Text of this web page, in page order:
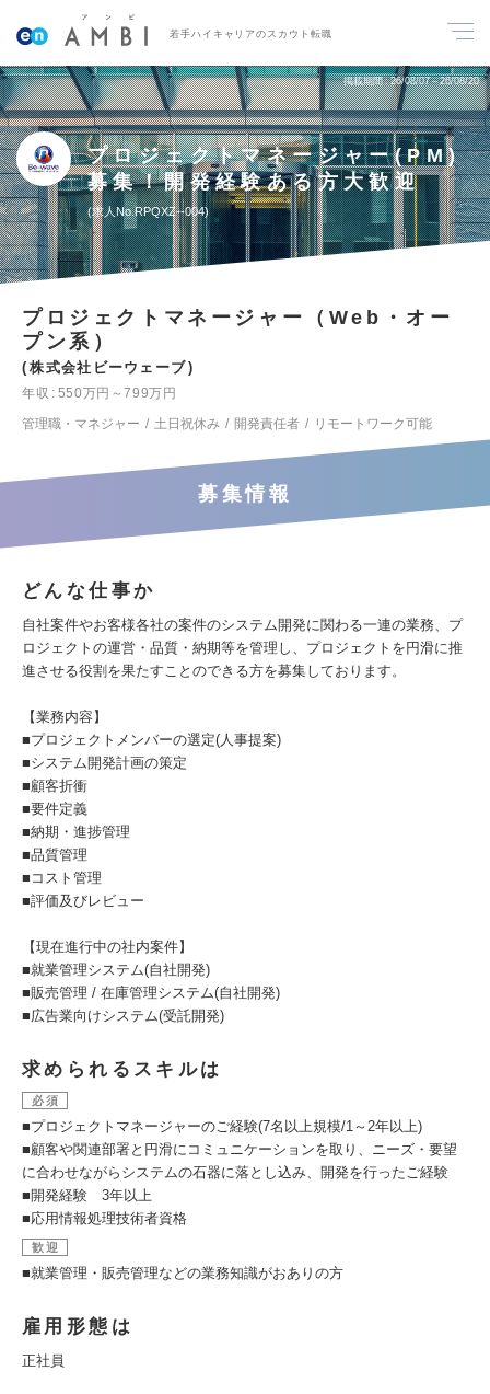
若手ハイキャリアのスカウト転職
掲載期間 26/08/07～26/08/20
プロジェクトマネージャー(PM)
募集！開発経験ある方大歓迎
求人No.RPQXZ--004
プロジェクトマネージャー（Web・オー
プン系）
株式会社ビーウェーブ
年収
550万円～799万円
管理職・マネジャー
土日祝休み 開発責任者 リモートワーク可能
募集情報
どんな仕事か
自社案件やお客様各社の案件のシステム開発に関わる一連の業務、プ
ロジェクトの運営・品質・納期等を管理し、プロジェクトを円滑に推
進させる役割を果たすことのできる方を募集しております。
【業務内容】
■プロジェクトメンバーの選定(人事提案)
■システム開発計画の策定
■顧客折衝
■要件定義
■納期・進捗管理
■品質管理
■コスト管理
■評価及びレビュー
【現在進行中の社内案件】
■就業管理システム(自社開発)
■販売管理 / 在庫管理システム(自社開発)
■広告業向けシステム(受託開発)
求められるスキルは
必須
■プロジェクトマネージャーのご経験(7名以上規模/1～2年以上)
■顧客や関連部署と円滑にコミュニケーションを取り、ニーズ・要望
に合わせながらシステムの石器に落とし込み、開発を行ったご経験
■開発経験 3年以上
■応用情報処理技術者資格
歓迎
■就業管理・販売管理などの業務知識がおありの方
雇用形態は
正社員